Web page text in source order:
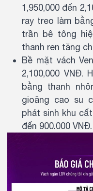
1,950,000 đến
ray treo làm
trần bê tông
thanh ren tăng
Bề mặt vách
2,100,000 VNĐ.
bằng thanh
gioăng cao su
phát sinh khu
đến 900.000 VNĐ.